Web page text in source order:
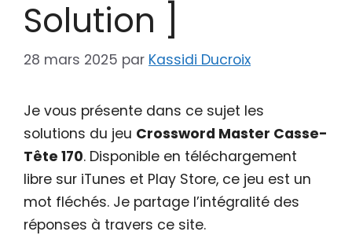
Solution ]
28 mars 2025 par Kassidi Ducroix
Je vous présente dans ce sujet les
solutions du jeu Crossword Master Casse-
Tête 170. Disponible en téléchargement
libre sur iTunes et Play Store, ce jeu est un
mot fléchés. Je partage l’intégralité des
réponses à travers ce site.